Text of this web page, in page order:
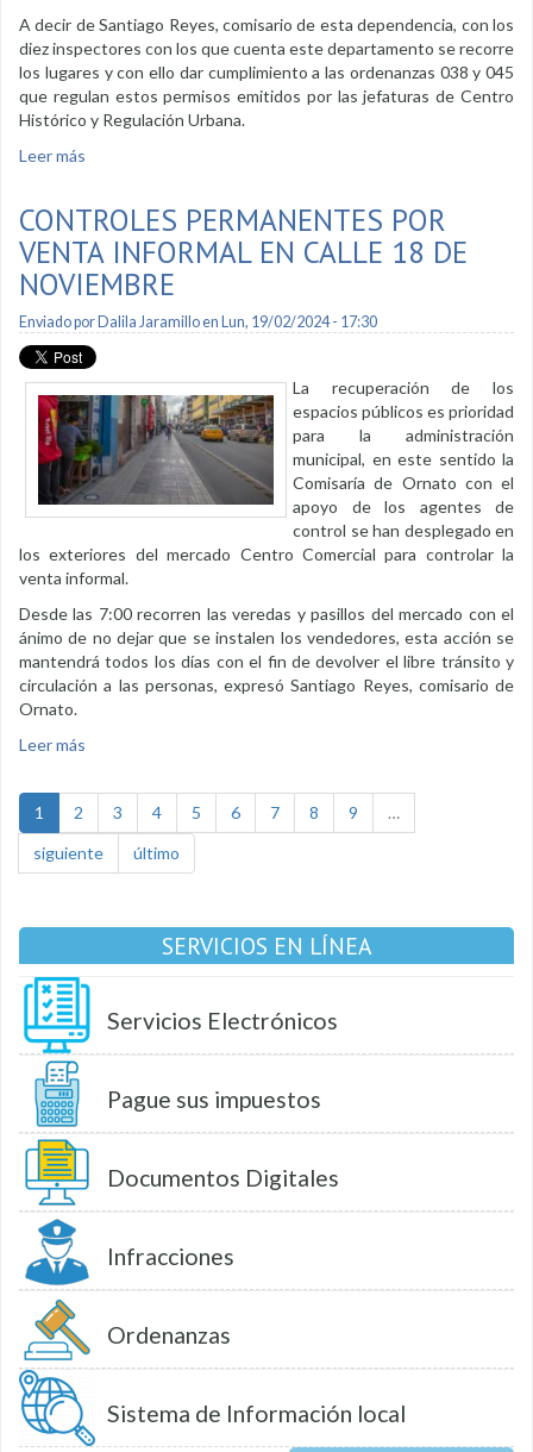
A decir de Santiago Reyes, comisario de esta dependencia, con los
diez inspectores con los que cuenta este departamento se recorre
los lugares y con ello dar cumplimiento a las ordenanzas 038 y 045
que regulan estos permisos emitidos por las jefaturas de Centro
Histórico y Regulación Urbana.
Leer más
CONTROLES PERMANENTES POR
VENTA INFORMAL EN CALLE 18 DE
NOVIEMBRE
Enviado por Dalila Jaramilloen Lun, 19/02/2024 - 17:30
La recuperación de los
espacios públicos es prioridad
para la administración
municipal, en este sentido la
Comisaría de Ornato con el
apoyo de los agentes de
control se han desplegado en
los exteriores del mercado Centro Comercial para controlar la
venta informal.
Desde las 7:00 recorren las veredas y pasillos del mercado con el
ánimo de no dejar que se instalen los vendedores, esta acción se
mantendrá todos los días con el fin de devolver el libre tránsito y
circulación a las personas, expresó Santiago Reyes, comisario de
Ornato.
Leer más
1 2 3 4 5 6 7 8 9
…
siguiente
último
SERVICIOS EN LÍNEA
Servicios Electrónicos
Pague sus impuestos
Documentos Digitales
Infracciones
Ordenanzas
Sistema de Información local